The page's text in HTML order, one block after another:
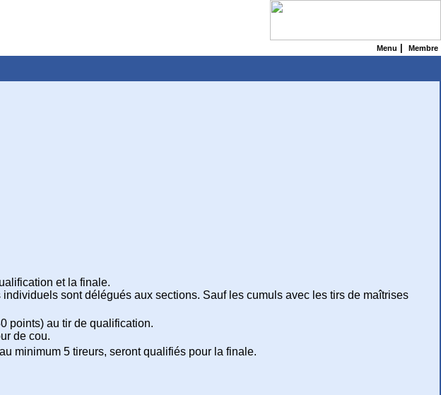
Menu Membre
et la finale.
sont délégués aux sections. Sauf les cumuls avec les tirs de maîtrises
points) au tir de qualification.
de cou.
minimum 5 tireurs, seront qualifiés pour la finale.